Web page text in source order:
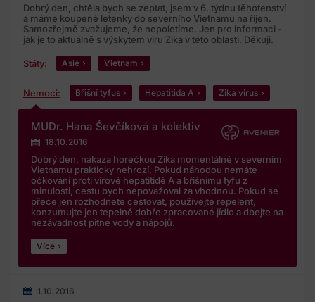
Dobrý den, chtěla bych se zeptat, jsem v 6. týdnu těhotenství
a máme koupené letenky do severního Vietnamu na říjen.
Samozřejmě zvažujeme, že nepoletíme. Jen pro informaci -
jak je to aktuálně s výskytem viru Zika v této oblasti. Děkuji.
Státy: Asie Vietnam
Nemoci: Břišní tyfus Hepatitida A Zika virus
MUDr. Hana Ševčíková a kolektiv
18.10.2016
Dobrý den, nákaza horečkou Zika momentálně v severním
Vietnamu prakticky nehrozí. Pokud náhodou nemáte
očkování proti virové hepatitidě A a břišnímu tyfu z
minulosti, cestu bych nepovažoval za vhodnou. Pokud se
přece jen rozhodnete cestovat, používejte repelent,
konzumujte jen tepelně dobře zpracované jídlo a dbejte na
nezávadnost pitné vody a nápojů.
Více
1.10.2016